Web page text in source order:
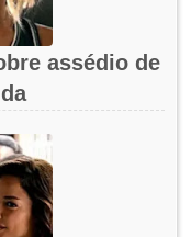
assédio de